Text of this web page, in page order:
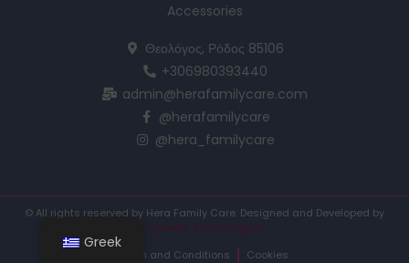
Accessories
Θεολόγος, Ρόδος 85106
+306980393440
admin@herafamilycare.com
@herafamilycare
@hera_familycare
© All rights reserved by Hera Family Care. Designed and Developed by
Cybeem Technologies
Term and Conditions
Cookies
Greek